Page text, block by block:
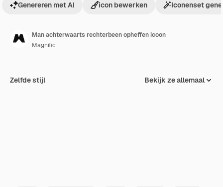
Genereren met AI icon bewerken Iconenset
Man achterwaarts rechterbeen opheffen icoon
Magnific
Zelfde stijl Bekijk ze allemaal